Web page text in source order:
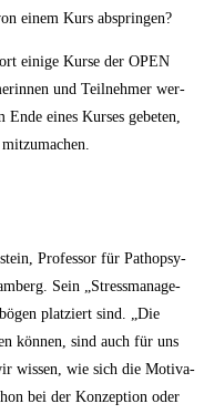
einem Kurs abspringen?
eini­ge Kur­se der OPEN
und Teil­neh­mer wer­
eines Kur­ses gebe­ten,
Pro­fes­sor für Patho­psy­
Sein „Stress­ma­nage­
plat­ziert sind. „Die
kön­nen, sind auch für uns
wis­sen, wie sich die Moti­va­
bei der Kon­zep­ti­on oder